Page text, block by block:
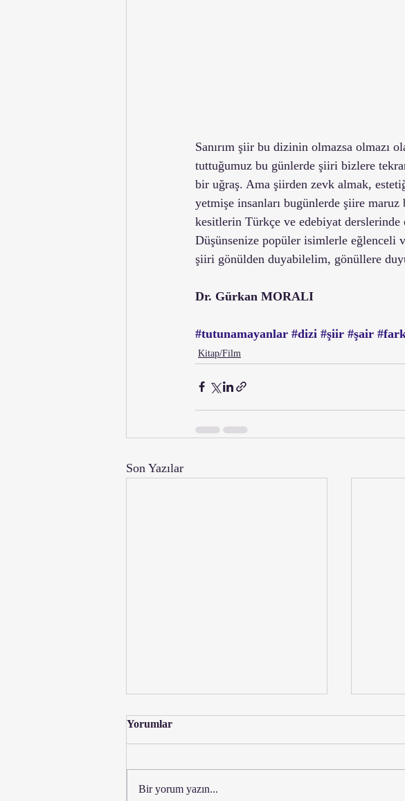
Sanırım şiir bu dizinin olmazsa olmazı
tuttuğumuz bu günlerde şiiri bizlere
bir uğraş. Ama şiirden zevk almak,
yetmişe insanları bugünlerde şiire
kesitlerin Türkçe ve edebiyat
Düşünsenize popüler isimlerle
şiiri gönülden duyabilelim, gönüllere
Dr. Gürkan MORALI
#tutunamayanlar #dizi #şiir #şair
Kitap/Film
Son Yazılar
Yorumlar
Bir yorum yazın...